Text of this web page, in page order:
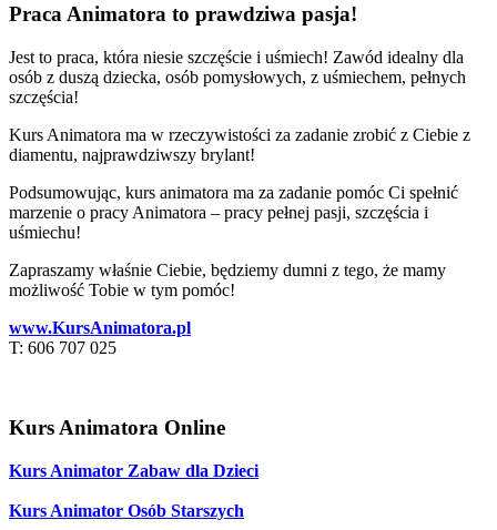
Praca Animatora to prawdziwa pasja!
Jest to praca, która niesie szczęście i uśmiech! Zawód idealny dla
osób z duszą dziecka, osób pomysłowych, z uśmiechem, pełnych
szczęścia!
Kurs Animatora ma w rzeczywistości za zadanie zrobić z Ciebie z
diamentu, najprawdziwszy brylant!
Podsumowując, kurs animatora ma za zadanie pomóc Ci spełnić
marzenie o pracy Animatora – pracy pełnej pasji, szczęścia i
uśmiechu!
Zapraszamy właśnie Ciebie, będziemy dumni z tego, że mamy
możliwość Tobie w tym pomóc!
www.KursAnimatora.pl
T: 606 707 025
Kurs Animatora Online
Kurs Animator Zabaw dla Dzieci
Kurs Animator Osób Starszych